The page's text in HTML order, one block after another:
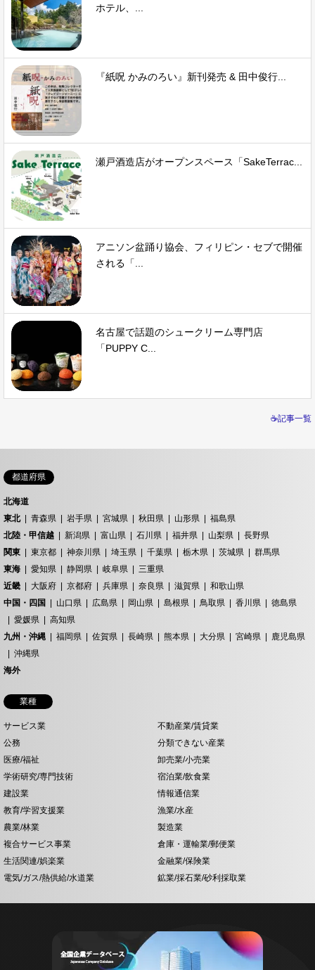
ホテル、...
『紙呪 かみのろい』新刊発売 & 田中俊行...
瀬戸酒造店がオープンスペース「SakeTerrac...
アニソン盆踊り協会、フィリピン・セブで開催
される「...
名古屋で話題のシュークリーム専門店
「PUPPY C...
☕記事一覧
都道府県
北海道
東北
青森県 岩手県 宮城県 秋田県 山形県
福島県
北陸・甲信越
新潟県 富山県 石川県 福井県 山梨県
長野県
関東
東京都 神奈川県 埼玉県 千葉県 栃木県 茨城県
群馬県
東海
愛知県 静岡県 岐阜県
三重県
近畿
大阪府 京都府 兵庫県 奈良県 滋賀県
和歌山県
中国・四国
山口県 広島県 岡山県 島根県 鳥取県 香川県
徳島県
愛媛県
高知県
九州・沖縄
福岡県 佐賀県 長崎県 熊本県 大分県 宮崎県
鹿児島県
沖縄県
海外
業種
サービス業
不動産業/賃貸業
公務
分類できない産業
医療/福祉
卸売業/小売業
学術研究/専門技術
宿泊業/飲食業
建設業
情報通信業
教育/学習支援業
漁業/水産
農業/林業
製造業
複合サービス事業
倉庫・運輸業/郵便業
生活関連/娯楽業
金融業/保険業
電気/ガス/熱供給/水道業
鉱業/採石業/砂利採取業